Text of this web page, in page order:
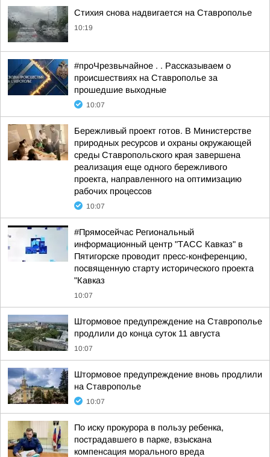
Стихия снова надвигается на Ставрополье
10:19
#проЧрезвычайное . . Рассказываем о
происшествиях на Ставрополье за
прошедшие выходные
10:07
Бережливый проект готов. В Министерстве
природных ресурсов и охраны окружающей
среды Ставропольского края завершена
реализация еще одного бережливого
проекта, направленного на оптимизацию
рабочих процессов
10:07
#Прямосейчас Региональный
информационный центр "ТАСС Кавказ" в
Пятигорске проводит пресс-конференцию,
посвященную старту исторического проекта
"Кавказ
10:07
Штормовое предупреждение на Ставрополье
продлили до конца суток 11 августа
10:07
Штормовое предупреждение вновь продлили
на Ставрополье
10:07
По иску прокурора в пользу ребенка,
пострадавшего в парке, взыскана
компенсация морального вреда